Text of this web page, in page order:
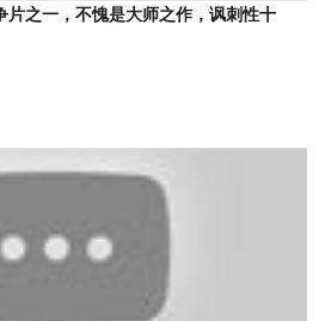
片之一，不愧是大师之作，讽刺性十